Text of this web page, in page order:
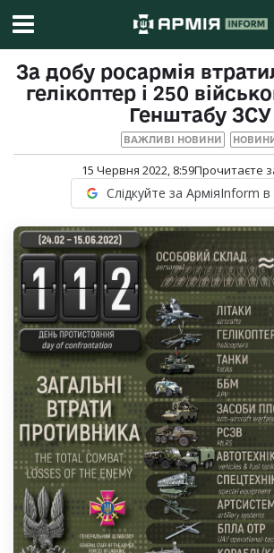
За добу росармія
гелікоптер і 250
Генштабу ЗСУ
ВАЖЛИВІ НОВИНИ НОВИНИ
15 Червня 2022, 8:59Прочитаєте
Слідкуйте за АрміяInform